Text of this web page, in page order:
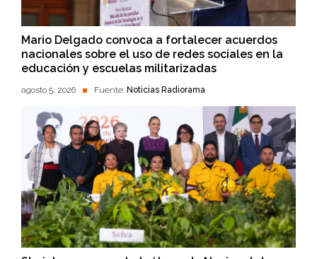
Mario Delgado convoca a fortalecer acuerdos
nacionales sobre el uso de redes sociales en la
educación y escuelas militarizadas
agosto 5, 2026 Fuente: Noticias Radiorama